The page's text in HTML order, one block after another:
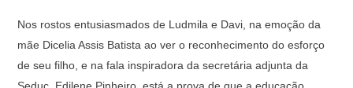
Nos rostos entusiasmados de Ludmila e Davi, na emoção da
mãe Dicelia Assis Batista ao ver o reconhecimento do esforço
de seu filho, e na fala inspiradora da secretária adjunta da